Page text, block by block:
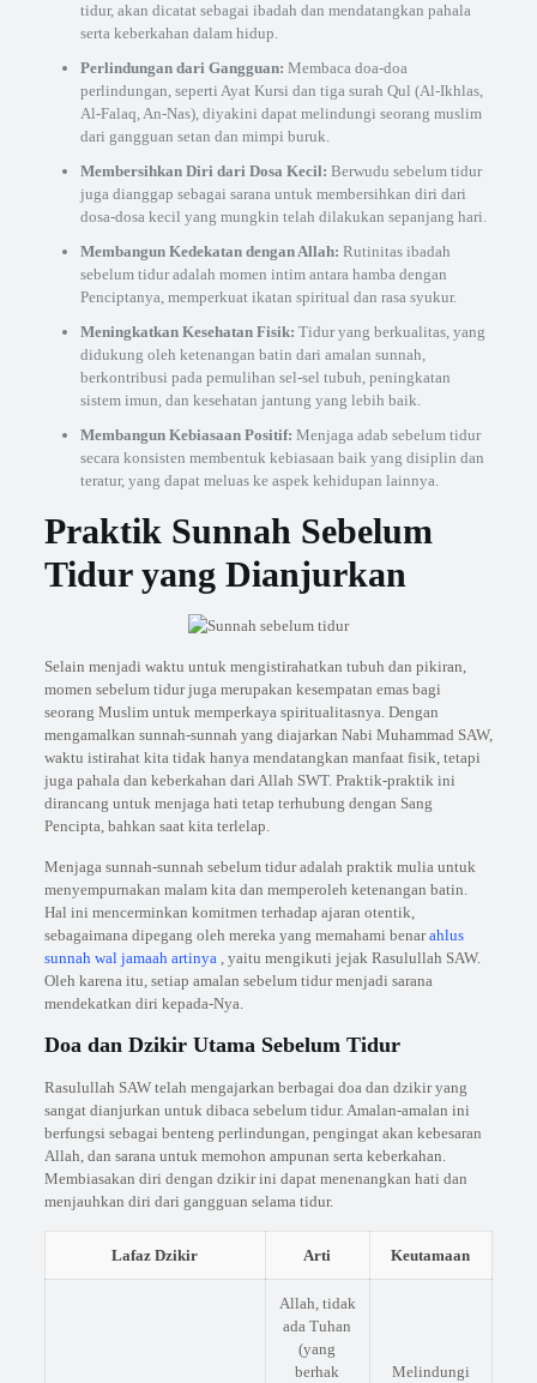
tidur, akan dicatat sebagai ibadah dan mendatangkan pahala
serta keberkahan dalam hidup.
Perlindungan dari Gangguan: Membaca doa-doa
perlindungan, seperti Ayat Kursi dan tiga surah Qul (Al-Ikhlas,
Al-Falaq, An-Nas), diyakini dapat melindungi seorang muslim
dari gangguan setan dan mimpi buruk.
Membersihkan Diri dari Dosa Kecil: Berwudu sebelum tidur
juga dianggap sebagai sarana untuk membersihkan diri dari
dosa-dosa kecil yang mungkin telah dilakukan sepanjang hari.
Membangun Kedekatan dengan Allah: Rutinitas ibadah
sebelum tidur adalah momen intim antara hamba dengan
Penciptanya, memperkuat ikatan spiritual dan rasa syukur.
Meningkatkan Kesehatan Fisik: Tidur yang berkualitas, yang
didukung oleh ketenangan batin dari amalan sunnah,
berkontribusi pada pemulihan sel-sel tubuh, peningkatan
sistem imun, dan kesehatan jantung yang lebih baik.
Membangun Kebiasaan Positif: Menjaga adab sebelum tidur
secara konsisten membentuk kebiasaan baik yang disiplin dan
teratur, yang dapat meluas ke aspek kehidupan lainnya.
Praktik Sunnah Sebelum
Tidur yang Dianjurkan
Selain menjadi waktu untuk mengistirahatkan tubuh dan pikiran,
momen sebelum tidur juga merupakan kesempatan emas bagi
seorang Muslim untuk memperkaya spiritualitasnya. Dengan
mengamalkan sunnah-sunnah yang diajarkan Nabi Muhammad SAW,
waktu istirahat kita tidak hanya mendatangkan manfaat fisik, tetapi
juga pahala dan keberkahan dari Allah SWT. Praktik-praktik ini
dirancang untuk menjaga hati tetap terhubung dengan Sang
Pencipta, bahkan saat kita terlelap.
Menjaga sunnah-sunnah sebelum tidur adalah praktik mulia untuk
menyempurnakan malam kita dan memperoleh ketenangan batin.
Hal ini mencerminkan komitmen terhadap ajaran otentik,
sebagaimana dipegang oleh mereka yang memahami benarahlus
sunnah wal jamaah artinya, yaitu mengikuti jejak Rasulullah SAW.
Oleh karena itu, setiap amalan sebelum tidur menjadi sarana
mendekatkan diri kepada-Nya.
Doa dan Dzikir Utama Sebelum Tidur
Rasulullah SAW telah mengajarkan berbagai doa dan dzikir yang
sangat dianjurkan untuk dibaca sebelum tidur. Amalan-amalan ini
berfungsi sebagai benteng perlindungan, pengingat akan kebesaran
Allah, dan sarana untuk memohon ampunan serta keberkahan.
Membiasakan diri dengan dzikir ini dapat menenangkan hati dan
menjauhkan diri dari gangguan selama tidur.
Lafaz Dzikir Arti Keutamaan
Allah, tidak
ada Tuhan
(yang
berhak
Melindungi